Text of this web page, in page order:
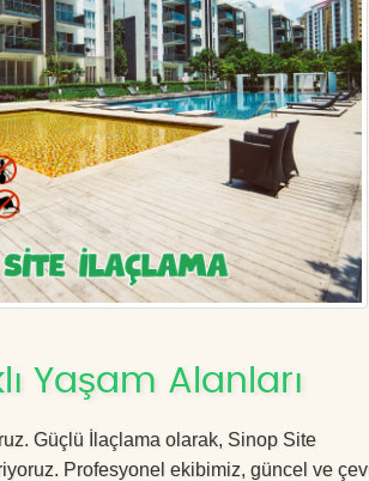
Yaşam Alanları
Güçlü İlaçlama olarak, Sinop Site
Profesyonel ekibimiz, güncel ve